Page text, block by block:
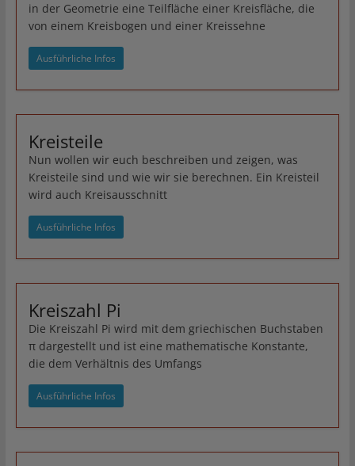
in der Geometrie eine Teilfläche einer Kreisfläche, die
von einem Kreisbogen und einer Kreissehne
Ausführliche Infos
Kreisteile
Nun wollen wir euch beschreiben und zeigen, was
Kreisteile sind und wie wir sie berechnen. Ein Kreisteil
wird auch Kreisausschnitt
Ausführliche Infos
Kreiszahl Pi
Die Kreiszahl Pi wird mit dem griechischen Buchstaben
π dargestellt und ist eine mathematische Konstante,
die dem Verhältnis des Umfangs
Ausführliche Infos